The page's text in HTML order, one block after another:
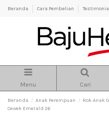
Beranda Cara Pembelian
Menu Cari
Beranda Anak Perempuan Rok Anak
Cewek Emerald 26